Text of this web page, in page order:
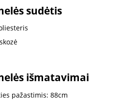
sudėtis
išmatavimai
pažastimis: 88cm